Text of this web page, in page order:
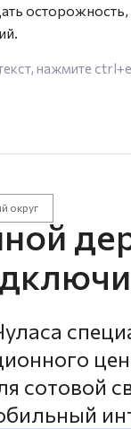
нажмите
округ
сотовой